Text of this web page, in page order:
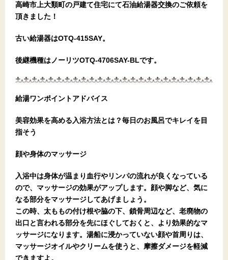
高崎市上大類町の戸建て住宅にて石油給湯器交換のご依頼を
頂きました！
古い給湯器はOTQ-415SAY。
後継機種はノーリツOTQ-4706SAY-BLです。
給湯ワンポイントアドバイス
美容効果を高める入浴方法とは？毎日のお風呂でキレイを目
指そう
顔や身体のマッサージ
入浴中は身体が温まり血行やリンパの流れが良くなっている
ので、マッサージの効果がアップします。顔や脚など、気に
なる部分をマッサージしてあげましょう。
この時、太ももの付け根や脇の下、鎖骨周辺など、老廃物の
出口と言われる部分を先にほぐしておくと、より効果的なマ
ッサージになります。湯船に浸かっていない顔や首周りは、
マッサージオイルやクリームを使うと、摩擦ダメージを軽減
できますよ。